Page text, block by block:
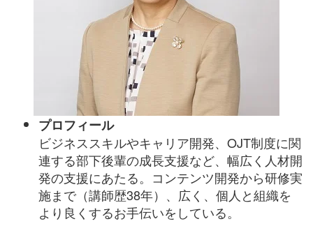
プロフィール
ビジネススキルやキャリア開発、OJT制度に関
連する部下後輩の成長支援など、幅広く人材開
発の支援にあたる。コンテンツ開発から研修実
施まで（講師歴38年）、広く、個人と組織を
より良くするお手伝いをしている。